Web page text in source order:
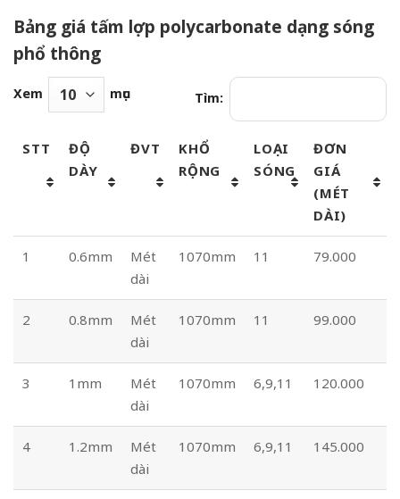
Bảng giá tấm lợp polycarbonate dạng sóng
phổ thông
Xem mục Tìm:
STT
ĐỘ
DÀY
ĐVT
KHỔ
RỘNG
LOẠI
SÓNG
ĐƠN
GIÁ
(MÉT
DÀI)
1 0.6mm
Mét
dài
1070mm 11 79.000
2 0.8mm
Mét
dài
1070mm 11 99.000
3 1mm
Mét
dài
1070mm 6,9,11 120.000
4 1.2mm
Mét
dài
1070mm 6,9,11 145.000